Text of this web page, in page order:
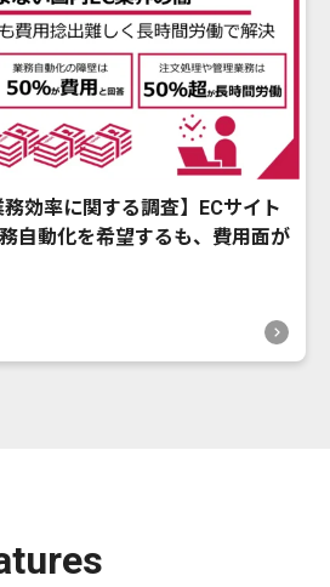
務効率に関する調査】ECサイト
自動化を希望するも、費用面が